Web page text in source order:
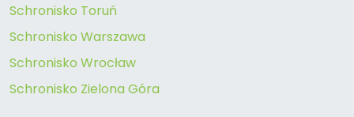
Schronisko Toruń
Schronisko Warszawa
Schronisko Wrocław
Schronisko Zielona Góra